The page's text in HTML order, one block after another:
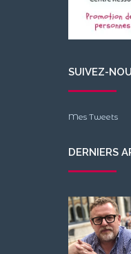
SUIVEZ-
Mes Tweets
DERNIERS